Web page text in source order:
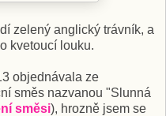
zelený anglický trávník, a
kvetoucí louku.
objednávala ze
směs nazvanou "Slunná
směsi), hrozně jsem se